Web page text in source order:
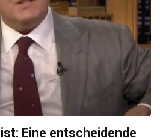
Eine entscheidende